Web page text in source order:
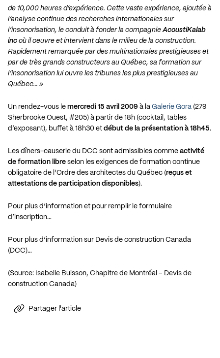
de 10,000 heures d’expérience. Cette vaste expérience, ajoutée à
l’analyse continue des recherches internationales sur
l’insonorisation, le conduit à fonder la compagnieAcoustiKalab
inc où il oeuvre et intervient dans le milieu de la construction.
Rapidement remarquée par des multinationales prestigieuses et
par de très grands constructeurs au Québec, sa formation sur
l’insonorisation lui ouvre les tribunes les plus prestigieuses au
Québec… »
Un rendez-vous le mercredi 15 avril 2009 à la Galerie Gora (279
Sherbrooke Ouest, #205) à partir de 18h (cocktail, tables
d’exposant), buffet à 18h30 et début de la présentation à 18h45.
Les dîners-causerie du DCC sont admissibles comme activité
de formation libre selon les exigences de formation continue
obligatoire de l’Ordre des architectes du Québec (reçus et
attestations de participation disponibles).
Pour plus d’information et pour remplir le formulaire
d’inscription…
Pour plus d’information sur Devis de construction Canada
(DCC)…
(Source: Isabelle Buisson, Chapitre de Montréal – Devis de
construction Canada)
Partager l'article